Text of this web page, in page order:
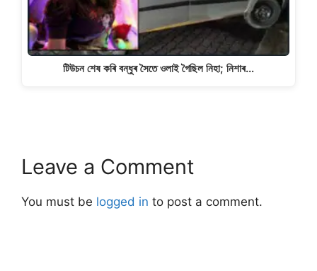
টিউচন শেষ কৰি বন্ধুৰ সৈতে ওলাই গৈছিল নিহা; নিশাৰ…
Leave a Comment
You must be logged in to post a comment.